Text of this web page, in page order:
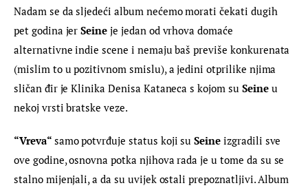
Nadam se da sljedeći album nećemo morati čekati dugih
pet godina jer Seine je jedan od vrhova domaće
alternativne indie scene i nemaju baš previše konkurenata
(mislim to u pozitivnom smislu), a jedini otprilike njima
sličan đir je Klinika Denisa Kataneca s kojom su Seine u
nekoj vrsti bratske veze.
“Vreva“ samo potvrđuje status koji su Seine izgradili sve
ove godine, osnovna potka njihova rada je u tome da su se
stalno mijenjali, a da su uvijek ostali prepoznatljivi. Album